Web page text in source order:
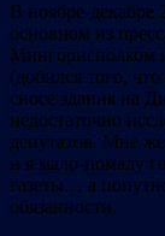
В ноябре-декабре
основном из
Мингорисполком
(добился того,
сносе здания на
недостаточно
депутатов. Мне
и я мало-помалу
газеты… а
обязанности.